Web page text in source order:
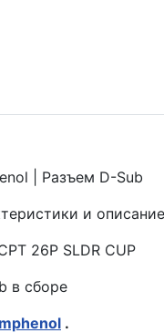
| Разъем D-Sub
и
26P SLDR CUP
в сборе
.